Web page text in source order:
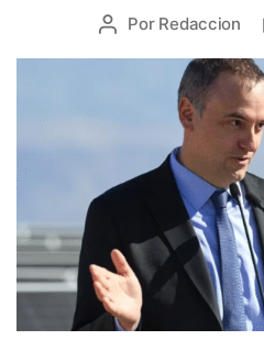
Autor
Por Redaccion